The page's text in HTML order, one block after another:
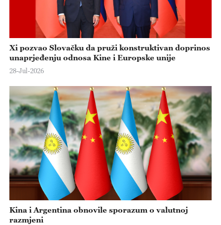
Xi pozvao Slovačku da pruži konstruktivan doprinos
unaprjeđenju odnosa Kine i Europske unije
28-Jul-2026
Kina i Argentina obnovile sporazum o valutnoj
razmjeni